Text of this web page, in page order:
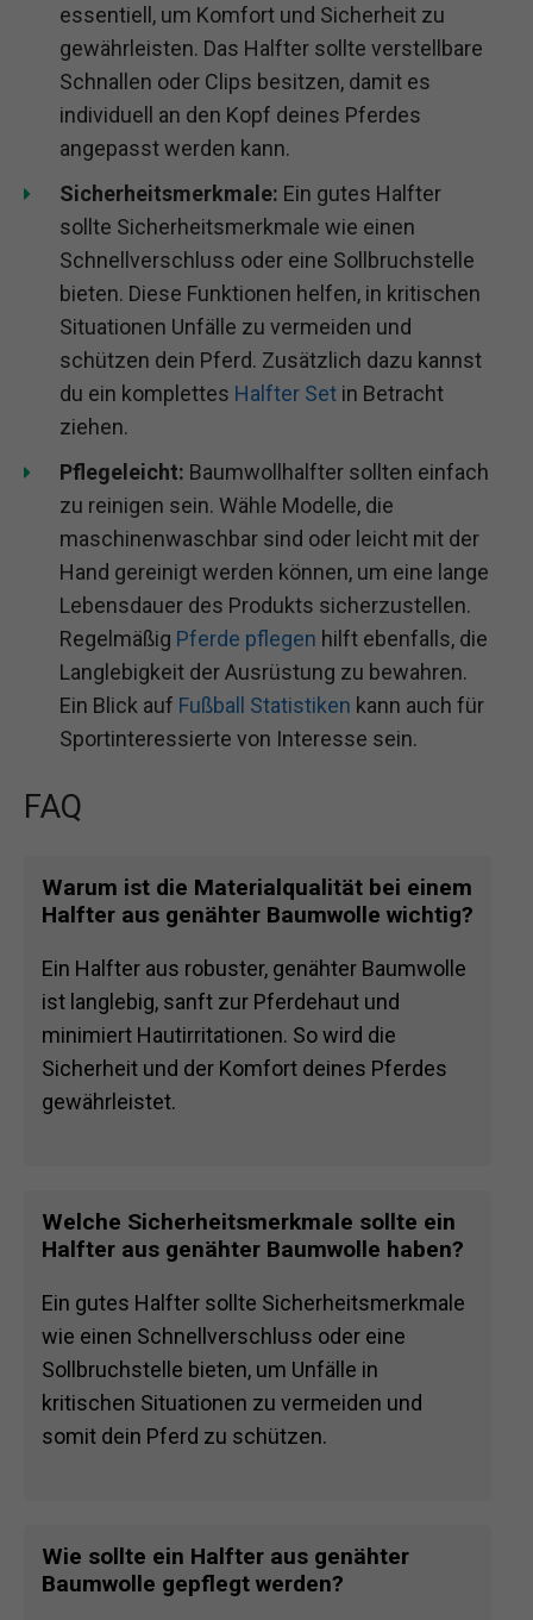
essentiell, um Komfort und Sicherheit zu
gewährleisten. Das Halfter sollte verstellbare
Schnallen oder Clips besitzen, damit es
individuell an den Kopf deines Pferdes
angepasst werden kann.
Sicherheitsmerkmale: Ein gutes Halfter
sollte Sicherheitsmerkmale wie einen
Schnellverschluss oder eine Sollbruchstelle
bieten. Diese Funktionen helfen, in kritischen
Situationen Unfälle zu vermeiden und
schützen dein Pferd. Zusätzlich dazu kannst
du ein komplettes Halfter Set in Betracht
ziehen.
Pflegeleicht: Baumwollhalfter sollten einfach
zu reinigen sein. Wähle Modelle, die
maschinenwaschbar sind oder leicht mit der
Hand gereinigt werden können, um eine lange
Lebensdauer des Produkts sicherzustellen.
Regelmäßig Pferde pflegen hilft ebenfalls, die
Langlebigkeit der Ausrüstung zu bewahren.
Ein Blick auf Fußball Statistiken kann auch für
Sportinteressierte von Interesse sein.
FAQ
Warum ist die Materialqualität bei einem
Halfter aus genähter Baumwolle wichtig?
Ein Halfter aus robuster, genähter Baumwolle
ist langlebig, sanft zur Pferdehaut und
minimiert Hautirritationen. So wird die
Sicherheit und der Komfort deines Pferdes
gewährleistet.
Welche Sicherheitsmerkmale sollte ein
Halfter aus genähter Baumwolle haben?
Ein gutes Halfter sollte Sicherheitsmerkmale
wie einen Schnellverschluss oder eine
Sollbruchstelle bieten, um Unfälle in
kritischen Situationen zu vermeiden und
somit dein Pferd zu schützen.
Wie sollte ein Halfter aus genähter
Baumwolle gepflegt werden?